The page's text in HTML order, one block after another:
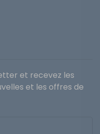
et recevez les
et les offres de